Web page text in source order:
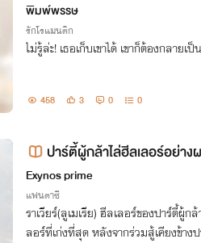
พิมพ์พรรษ
รักโรแมนติก
ไม่รู้ล่ะ! เธอเก็บเขาได้ เขาก็ต้องกลายเ
458 3 0 0
ปาร์ตี้ผู้กล้าไล่ฮีลเลอร์อย่า
า
Exynos prime
แฟนตาซี
ราเวียร์(ลูเมเรีย) ฮีลเลอร์ของปาร์ตี้ผู้ก
ลอร์ที่เก่งที่สุด หลังจากร่วมสู้เคียงข้าง